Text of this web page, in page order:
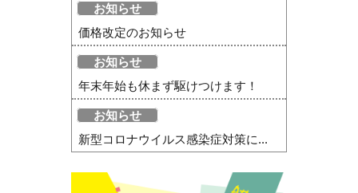
お知らせ
価格改定のお知らせ
お知らせ
年末年始も休まず駆けつけます！
お知らせ
新型コロナウイルス感染症対策に...